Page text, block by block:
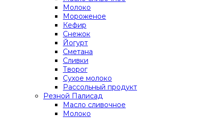
Молоко
Мороженое
Кефир
Снежок
Йогурт
Сметана
Сливки
Творог
Сухое молоко
Рассольный продукт
Резной Палисад
Масло сливочное
Молоко